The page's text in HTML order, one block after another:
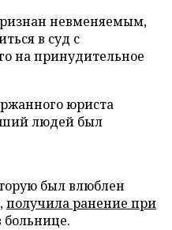
невменяемым,
в суд с
на принудительное
юриста
людей был
был влюблен
получила ранение при
больнице.